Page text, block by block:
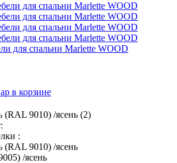
для спальни Marlette WOOD
в корзине
(RAL 9010) /ясень (2)
:
(RAL 9010) /ясень
/ясень